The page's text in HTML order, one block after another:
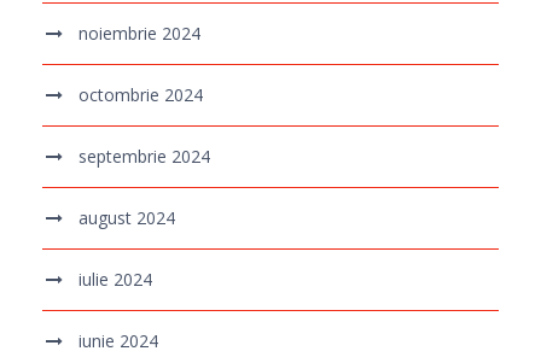
noiembrie 2024
octombrie 2024
septembrie 2024
august 2024
iulie 2024
iunie 2024